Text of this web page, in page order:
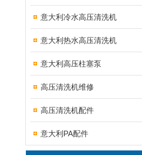
意大利冷水高压清洗机
意大利热水高压清洗机
意大利高压柱塞泵
高压清洗机维修
高压清洗机配件
意大利PA配件